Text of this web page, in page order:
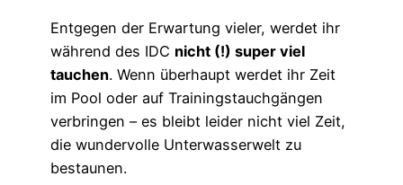
Entgegen der Erwartung vieler, werdet ihr
während des IDC nicht (!) super viel
tauchen. Wenn überhaupt werdet ihr Zeit
im Pool oder auf Trainingstauchgängen
verbringen – es bleibt leider nicht viel Zeit,
die wundervolle Unterwasserwelt zu
bestaunen.